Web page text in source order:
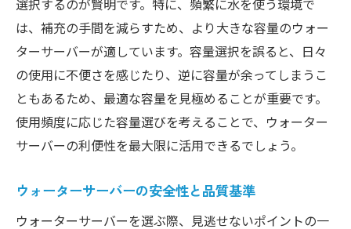
使用者の声を参考にする
ライフスタイルに合わせたウォーターサーバー
の最適な選択
生活スタイルを考慮した選択法
家族構成によるウォーターサーバーの違い
忙しい人向けの手軽なモデル
エコを意識した選択肢
選択するのが賢明です。特に、頻繁に水を使う環境で
は、補充の手間を減らすため、より大きな容量のウォー
ターサーバーが適しています。容量選択を誤ると、日々
の使用に不便さを感じたり、逆に容量が余ってしまうこ
ともあるため、最適な容量を見極めることが重要です。
使用頻度に応じた容量選びを考えることで、ウォーター
サーバーの利便性を最大限に活用できるでしょう。
ウォーターサーバーの安全性と品質基準
ウォーターサーバーを選ぶ際、見逃せないポイントの一